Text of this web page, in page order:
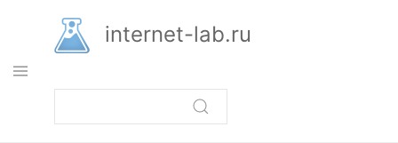
основному
содержанию
internet-lab.ru